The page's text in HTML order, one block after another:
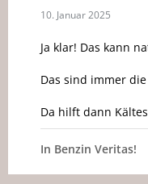
10. Januar 2025
Ja klar! Das kann
Das sind immer
Da hilft dann
In Benzin Veritas!